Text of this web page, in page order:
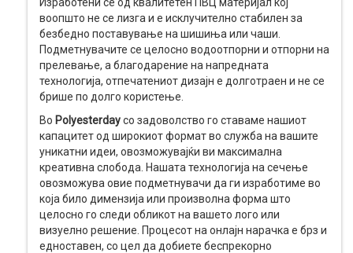
воопшто не се лизга и е исклучително стабилен за
безбедно поставување на шишиња или чаши.
Подметнувачите се целосно водоотпорни и отпорни на
прелевање, а благодарение на напредната
технологија, отпечатениот дизајн е долготраен и не се
брише по долго користење.
Во Polyesterdayсо задоволство го ставаме нашиот
капацитет од широкиот формат во служба на вашите
уникатни идеи, овозможувајќи ви максимална
креативна слобода. Нашата технологија на сечење
овозможува овие подметнувачи да ги изработиме во
која било димензија или произволна форма што
целосно го следи обликот на вашето лого или
визуелно решение. Процесот на онлајн нарачка е брз и
едноставен, со цел да добиете беспрекорно